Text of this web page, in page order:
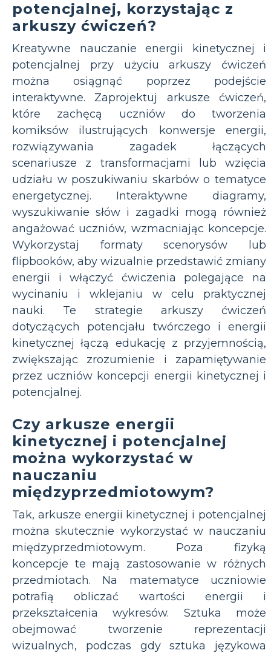
potencjalnej, korzystając z
arkuszy ćwiczeń?
Kreatywne nauczanie energii kinetycznej i
potencjalnej przy użyciu arkuszy ćwiczeń
można osiągnąć poprzez podejście
interaktywne. Zaprojektuj arkusze ćwiczeń,
które zachęcą uczniów do tworzenia
komiksów ilustrujących konwersje energii,
rozwiązywania zagadek łączących
scenariusze z transformacjami lub wzięcia
udziału w poszukiwaniu skarbów o tematyce
energetycznej. Interaktywne diagramy,
wyszukiwanie słów i zagadki mogą również
angażować uczniów, wzmacniając koncepcje.
Wykorzystaj formaty scenorysów lub
flipbooków, aby wizualnie przedstawić zmiany
energii i włączyć ćwiczenia polegające na
wycinaniu i wklejaniu w celu praktycznej
nauki. Te strategie arkuszy ćwiczeń
dotyczących potencjału twórczego i energii
kinetycznej łączą edukację z przyjemnością,
zwiększając zrozumienie i zapamiętywanie
przez uczniów koncepcji energii kinetycznej i
potencjalnej.
Czy arkusze energii
kinetycznej i potencjalnej
można wykorzystać w
nauczaniu
międzyprzedmiotowym?
Tak, arkusze energii kinetycznej i potencjalnej
można skutecznie wykorzystać w nauczaniu
międzyprzedmiotowym. Poza fizyką
koncepcje te mają zastosowanie w różnych
przedmiotach. Na matematyce uczniowie
potrafią obliczać wartości energii i
przekształcenia wykresów. Sztuka może
obejmować tworzenie reprezentacji
wizualnych, podczas gdy sztuka językowa